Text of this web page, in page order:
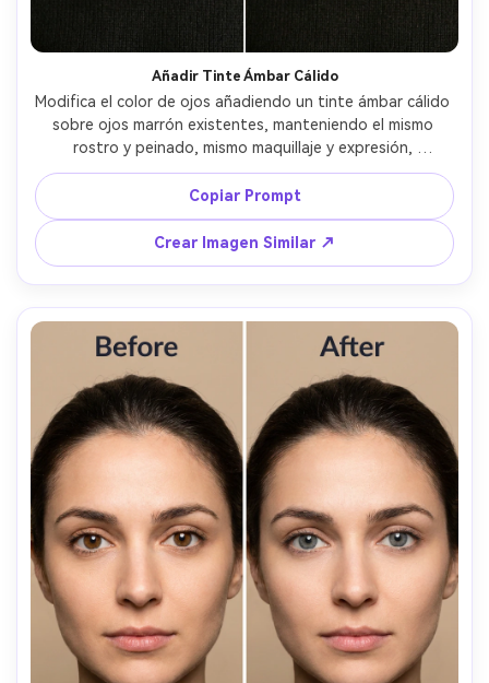
Añadir Tinte Ámbar Cálido
Modifica el color de ojos añadiendo un tinte ámbar cálido
sobre ojos marrón existentes, manteniendo el mismo
rostro y peinado, mismo maquillaje y expresión,
preservando la iluminación original y dirección de las
sombras, mantén el detalle del iris visible y evita que el
color se extienda a la esclera --ar 4:5
Copiar Prompt
Crear Imagen Similar ↗